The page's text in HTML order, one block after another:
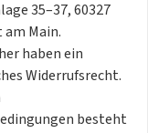
35–37, 60327
Main.
haben ein
Widerrufsrecht.
besteht